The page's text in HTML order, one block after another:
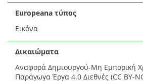
Europeana τύπος
Εικόνα
Δικαιώματα
Αναφορά Δημιουργού-Μη Εμπορική
Παράγωγα Έργα 4.0 Διεθνές (CC BY-